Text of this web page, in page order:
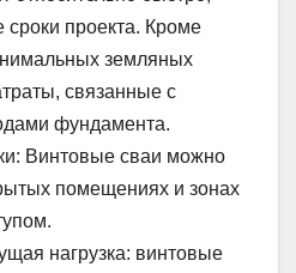
сроки проекта. Кроме
земляных
связанные с
фундамента.
Винтовые сваи можно
помещениях и зонах
нагрузка: винтовые